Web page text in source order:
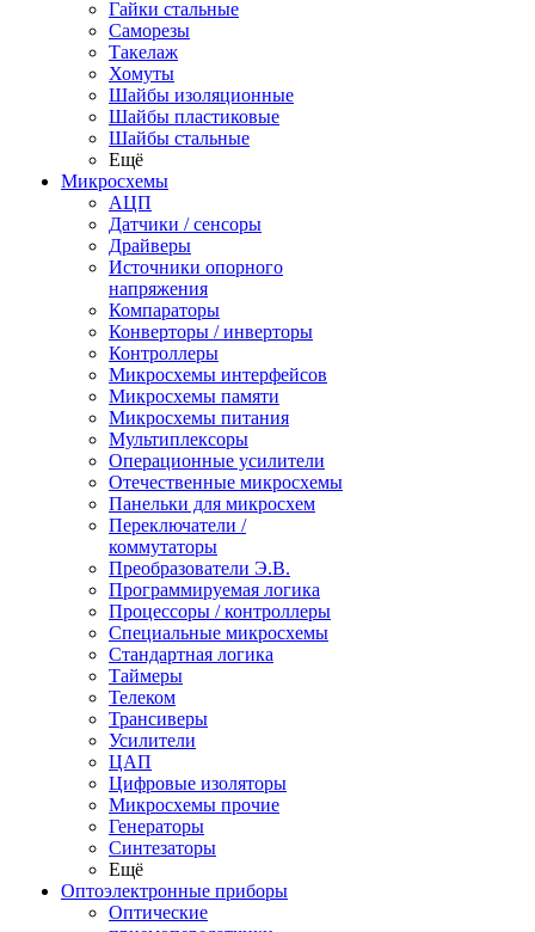
Гайки стальные
Саморезы
Такелаж
Хомуты
Шайбы изоляционные
Шайбы пластиковые
Шайбы стальные
Ещё
Микросхемы
АЦП
Датчики / сенсоры
Драйверы
Источники опорного
напряжения
Компараторы
Конверторы / инверторы
Контроллеры
Микросхемы интерфейсов
Микросхемы памяти
Микросхемы питания
Мультиплексоры
Операционные усилители
Отечественные микросхемы
Панельки для микросхем
Переключатели /
коммутаторы
Преобразователи Э.В.
Программируемая логика
Процессоры / контроллеры
Специальные микросхемы
Стандартная логика
Таймеры
Телеком
Трансиверы
Усилители
ЦАП
Цифровые изоляторы
Микросхемы прочие
Генераторы
Синтезаторы
Ещё
Оптоэлектронные приборы
Оптические